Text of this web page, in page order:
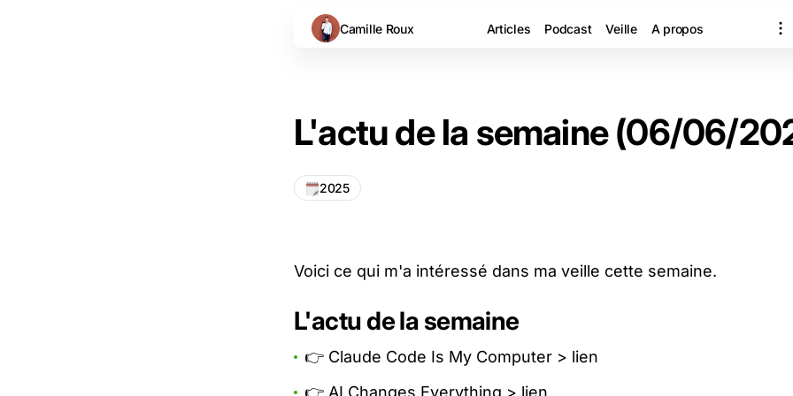
Camille Roux Articles Podcast Veille A propos
L'actu de la semaine (06/06/
2025
Voici ce qui m'a intéressé dans ma veille cette semaine.
L'actu de la semaine
👉 Claude Code Is My Computer > lien
👉 AI Changes Everything > lien